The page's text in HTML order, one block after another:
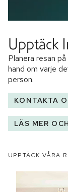
Upptäck
Planera resan
hand om varje
person.
KONTAKTA
LÄS MER
UPPTÄCK VÅRA